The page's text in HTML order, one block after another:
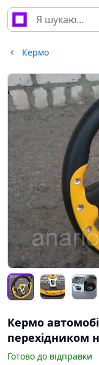
Кермо
Кермо
перехідником
Готово до відправки